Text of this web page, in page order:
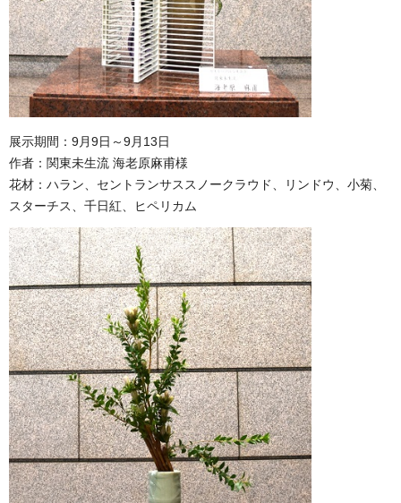
展示期間：9月9日～9月13日
作者：関東未生流 海老原麻甫様
花材：ハラン、セントランサススノークラウド、リンドウ、小菊、
スターチス、千日紅、ヒペリカム